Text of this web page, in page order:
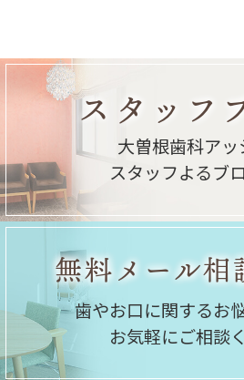
スタッフ
大曽根歯科アッ
スタッフよるブ
無料メール相
歯やお口に関するお
お気軽にご相談